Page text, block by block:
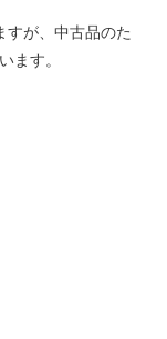
すが、中古品のた
ます。